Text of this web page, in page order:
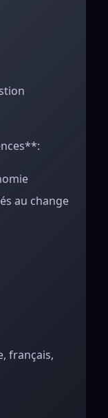
au change
français,